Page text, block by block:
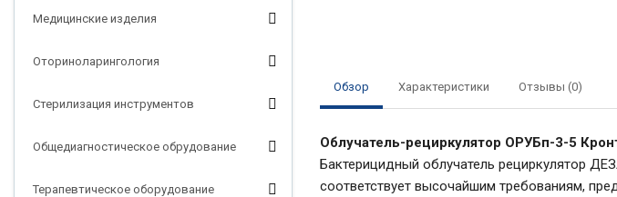
Медицинские изделия
Оториноларингология
Стерилизация инструментов
Общедиагностическое обрудование
Терапевтическое оборудование
Обзор Характеристики Отзывы (0)
Облучатель-рециркулятор ОРУБп-3-5
Бактерицидный облучатель рециркулятор
соответствует высочайшим требованиям,